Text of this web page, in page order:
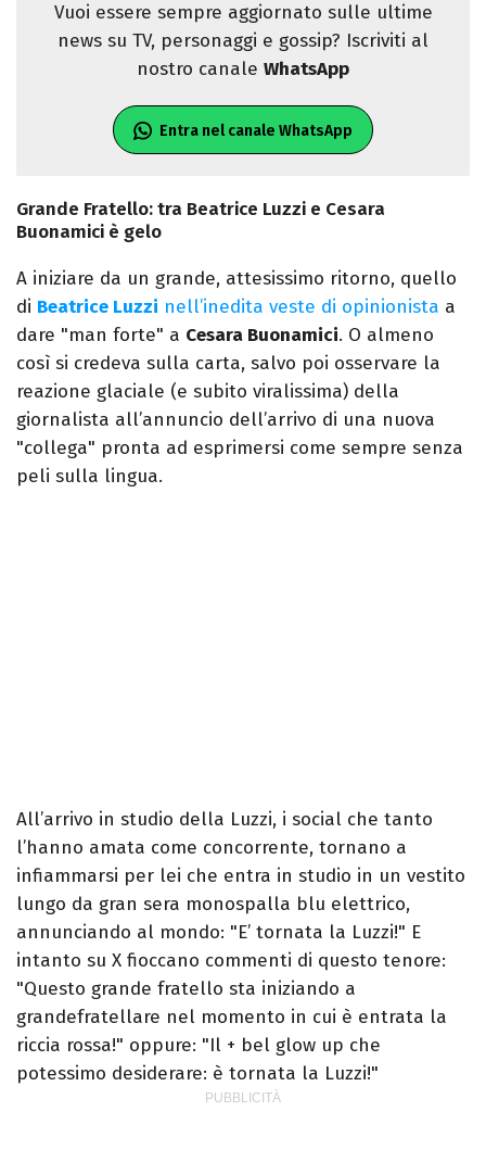
Vuoi essere sempre aggiornato sulle ultime
news su TV, personaggi e gossip? Iscriviti al
nostro canale WhatsApp
Entra nel canale WhatsApp
Grande Fratello: tra Beatrice Luzzi e Cesara
Buonamici è gelo
A iniziare da un grande, attesissimo ritorno, quello
di Beatrice Luzzi nell’inedita veste di opinionista a
dare "man forte" a Cesara Buonamici. O almeno
così si credeva sulla carta, salvo poi osservare la
reazione glaciale (e subito viralissima) della
giornalista all’annuncio dell’arrivo di una nuova
"collega" pronta ad esprimersi come sempre senza
peli sulla lingua.
All’arrivo in studio della Luzzi, i social che tanto
l’hanno amata come concorrente, tornano a
infiammarsi per lei che entra in studio in un vestito
lungo da gran sera monospalla blu elettrico,
annunciando al mondo: "E’ tornata la Luzzi!" E
intanto su X fioccano commenti di questo tenore:
"Questo grande fratello sta iniziando a
grandefratellare nel momento in cui è entrata la
riccia rossa!" oppure: "Il + bel glow up che
potessimo desiderare: è tornata la Luzzi!"